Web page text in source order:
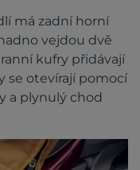
má zadní horní
vejdou dvě
kufry přidávají
se otevírají pomocí
a plynulý chod